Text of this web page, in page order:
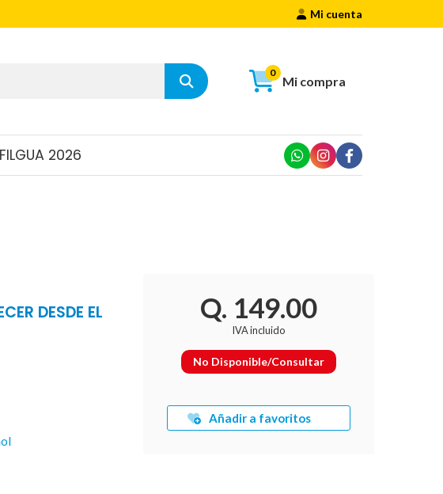
Mi cuenta
Mi compra
0
FILGUA 2026
DESDE EL
Q. 149.00
IVA incluido
No Disponible/Consultar
Añadir a favoritos